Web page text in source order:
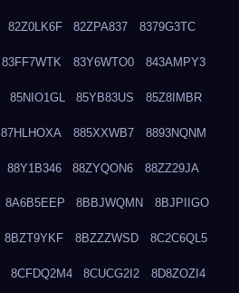
82Z0LK6F 82ZPA837 8379G3TC
83FF7WTK 83Y6WTO0 843AMPY3
85NIO1GL 85YB83US 85Z8IMBR
87HLHOXA 885XXWB7 8893NQNM
88Y1B346 88ZYQON6 88ZZ29JA
8A6B5EEP 8BBJWQMN 8BJPIIGO
8BZT9YKF 8BZZZWSD 8C2C6QL5
8CFDQ2M4 8CUCG2I2 8D8ZOZI4